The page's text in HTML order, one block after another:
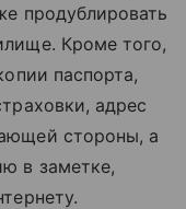
продублировать
Кроме того,
паспорта,
адрес
стороны, а
в заметке,